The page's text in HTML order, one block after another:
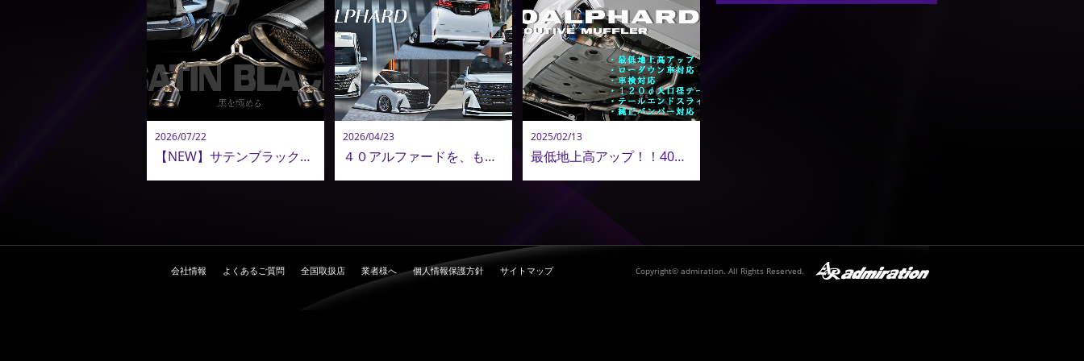
2026/07/22
【NEW】サテンブラックテール新登場｜美しさ・音質・品質を極めたアドミレイション エキゾーストシステムのこだわり
2026/04/23
４０アルファードを、もう一段上の存在へ。造形美で魅せる。アドミレイションのエアロパーツ提案
2025/02/13
最低地上高アップ！！40系アルファード専用マフラー リヤハーフスポイラー＆純正バンパー対応
会社情報 よくあるご質問 全国取扱店 業者様へ 個人情報保護方針 サイトマップ Copyright© admiration. All Rights Reserved.